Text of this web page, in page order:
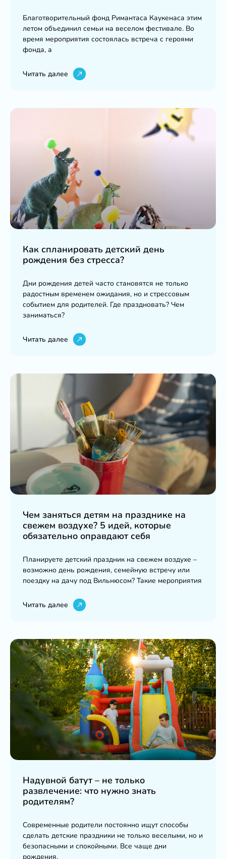
Благотворительный фонд Римантаса Каукенаса этим
летом объединил семьи на веселом фестивале. Во
время мероприятия состоялась встреча с героями
фонда, а
Читать далее
Как спланировать детский день
рождения без стресса?
Дни рождения детей часто становятся не только
радостным временем ожидания, но и стрессовым
событием для родителей. Где праздновать? Чем
заниматься?
Читать далее
Чем заняться детям на празднике на
свежем воздухе? 5 идей, которые
обязательно оправдают себя
Планируете детский праздник на свежем воздухе –
возможно день рождения, семейную встречу или
поездку на дачу под Вильнюсом? Такие мероприятия
Читать далее
Надувной батут – не только
развлечение: что нужно знать
родителям?
Современные родители постоянно ищут способы
сделать детские праздники не только веселыми, но и
безопасными и спокойными. Все чаще дни
рождения,